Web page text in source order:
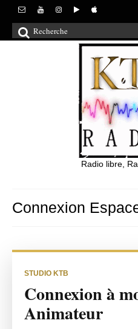
Rechercher
:
Radio libre,
Connexion
STUDIO KTB
Connexion à
Animateur